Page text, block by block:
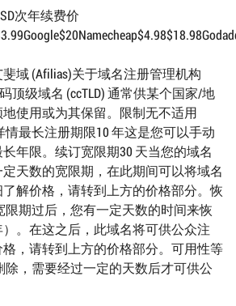
次年续费价
域 (Afilias)关于域名注册管理机构
顶级域名 (ccTLD) 通常供某个国家/地
使用或为其保留。限制无不适用
最长注册期限10 年这是您可以手动
年限。续订宽限期30 天当您的域名
天数的宽限期，在此期间可以将域名
解价格，请转到上方的价格部分。恢
限期过后，您有一定天数的时间来恢
。在这之后，此域名将可供公众注
，请转到上方的价格部分。可用性等
除，需要经过一定的天数后才可供公